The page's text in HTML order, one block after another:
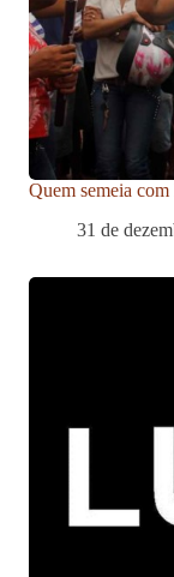
Quem semeia
31 de